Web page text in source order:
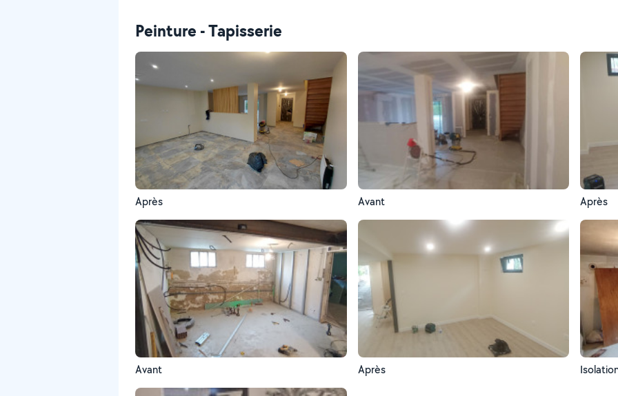
Peinture - Tapisserie
Après Avant Après
Avant Après